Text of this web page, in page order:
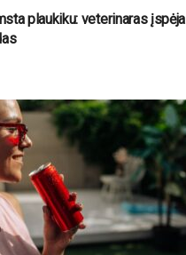
plaukiku: veterinaras įspėja